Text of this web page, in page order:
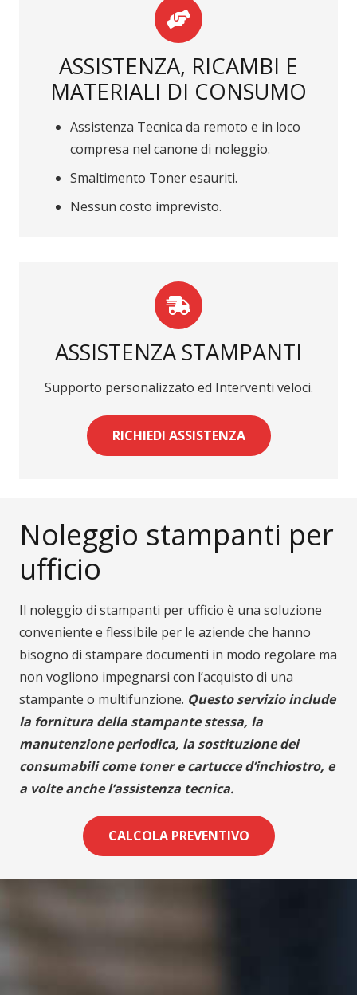
ASSISTENZA, RICAMBI E
MATERIALI DI CONSUMO
Assistenza Tecnica da remoto e in loco
compresa nel canone di noleggio.
Smaltimento Toner esauriti.
Nessun costo imprevisto.
ASSISTENZA STAMPANTI
Supporto personalizzato ed Interventi veloci.
RICHIEDI ASSISTENZA
Noleggio stampanti per
ufficio
Il noleggio di stampanti per ufficio è una soluzione
conveniente e flessibile per le aziende che hanno
bisogno di stampare documenti in modo regolare ma
non vogliono impegnarsi con l’acquisto di una
stampante o multifunzione. Questo servizio include
la fornitura della stampante stessa, la
manutenzione periodica, la sostituzione dei
consumabili come toner e cartucce d’inchiostro, e
a volte anche l’assistenza tecnica.
CALCOLA PREVENTIVO